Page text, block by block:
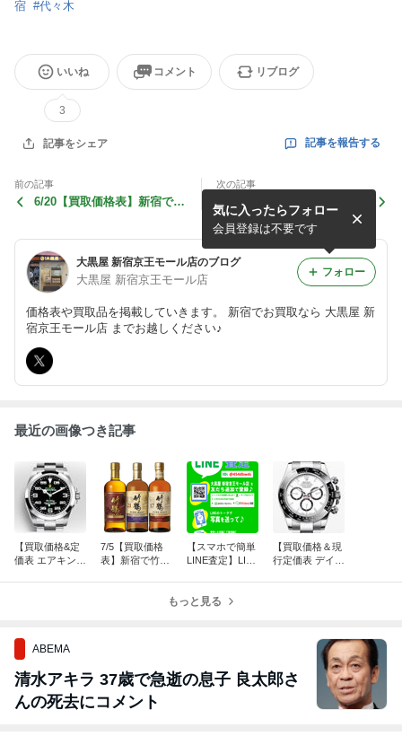
宿 #代々木
いいね
3
コメント リブログ
記事をシェア 記事を報告する
前の記事
6/20【買取価格表】新宿でカ
リー】
次の記事
【買取商品紹介】新宿駅で
ブランデー を売るなら大黒
屋 新宿京王モール
大黒屋 新宿京王モール店のブログ
大黒屋 新宿京王モール店
価格表や買取品を掲載していきます。 新宿でお買取なら 大黒屋 新
宿京王モール店 までお越しください♪
気に入ったらフォロー
会員登録は不要です
フォロー
最近の画像つき記事
【買取価格&定
価表 エアキン
7/5【買取価格
表】新宿で竹鶴
【スマホで簡単
LINE査定】LIN
宿京王モール
【買取価格＆現
行定価表 デイト
もっと見る
ABEMA
清水アキラ 37歳で急逝の息子 良太郎さ
んの死去にコメント